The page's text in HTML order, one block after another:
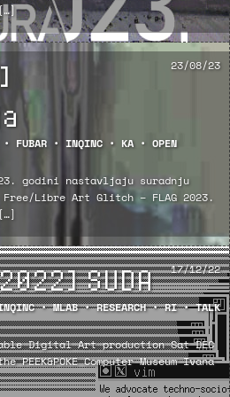
23/08/23
FUBAR• INQINC • KA• OPEN
godini nastavljaju suradnju
Libre Art Glitch – FLAG 2023.
17/12/22
SUDA
•MLAB•RESEARCH•RI•TALK
Digital Art production Sat DEC
Computer Museum Ivana